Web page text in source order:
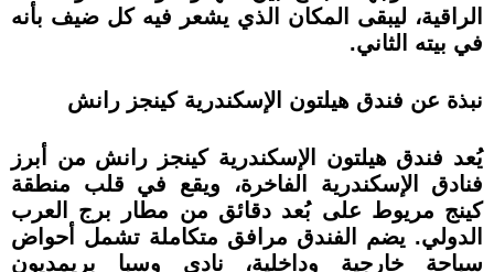
الراقية، ليبقى المكان الذي يشعر فيه كل ضيف بأنه
في بيته الثاني.
نبذة عن فندق هيلتون الإسكندرية كينجز رانش
يُعد فندق هيلتون الإسكندرية كينجز رانش من أبرز
فنادق الإسكندرية الفاخرة، ويقع في قلب منطقة
كينج مريوط على بُعد دقائق من مطار برج العرب
الدولي. يضم الفندق مرافق متكاملة تشمل أحواض
سباحة خارجية وداخلية، نادي وسبا بريمديون